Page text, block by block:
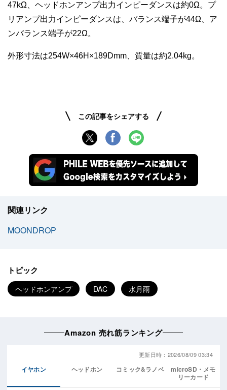
47kΩ、ヘッドホンアンプ出力インピーダンスは約0Ω。プ
リアンプ出力インピーダンスは、バランス端子が44Ω、ア
ンバランス端子が22Ω。
外形寸法は254W×46H×189Dmm、質量は約2.04kg。
この記事をシェアする
関連リンク
MOONDROP
トピック
ヘッドホンアンプ DAC 水月雨